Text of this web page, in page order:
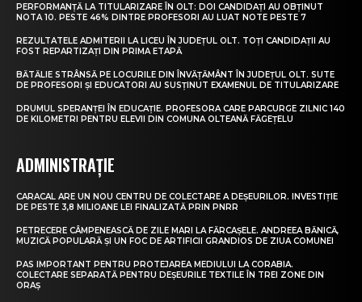
PERFORMANȚĂ LA TITULARIZARE ÎN OLT: DOI CANDIDAȚI AU OBȚINUT
NOTA 10. PESTE 46% DINTRE PROFESORI AU LUAT NOTE PESTE 7
REZULTATELE ADMITERII LA LICEU ÎN JUDEȚUL OLT. TOȚI CANDIDAȚII AU
FOST REPARTIZAȚI DIN PRIMA ETAPĂ
BĂTĂLIE STRÂNSĂ PE LOCURILE DIN ÎNVĂȚĂMÂNT ÎN JUDEȚUL OLT. SUTE
DE PROFESORI ȘI EDUCATORI AU SUSȚINUT EXAMENUL DE TITULARIZARE
DRUMUL SPERANȚEI ÎN EDUCAȚIE. PROFESORA CARE PARCURGE ZILNIC 140
DE KILOMETRI PENTRU ELEVII DIN COMUNA OLTEANĂ FĂGEȚELU
ADMINISTRAȚIE
CARACAL ARE UN NOU CENTRU DE COLECTARE A DEȘEURILOR. INVESTIȚIE
DE PESTE 3,8 MILIOANE LEI FINALIZATĂ PRIN PNRR
PETRECERE CÂMPENEASCĂ DE ZILE MARI LA FĂRCAȘELE. ANDREEA BĂNICĂ,
MUZICĂ POPULARĂ ȘI UN FOC DE ARTIFICII GRANDIOS DE ZIUA COMUNEI
PAS IMPORTANT PENTRU PROTEJAREA MEDIULUI LA CORABIA.
COLECTARE SEPARATĂ PENTRU DEȘEURILE TEXTILE ÎN TREI ZONE DIN
ORAȘ